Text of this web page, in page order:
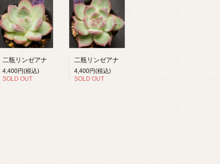
二瓶リンゼアナ
4,400円(税込)
SOLD OUT
二瓶リンゼアナ
4,400円(税込)
SOLD OUT